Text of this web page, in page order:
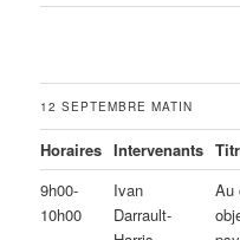
12 SEPTEMBRE MATIN
Horaires Intervenants
9h00-
10h00
Ivan
Darrault-
Au